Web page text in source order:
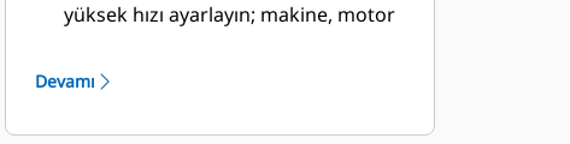
yüksek hızı ayarlayın; makine, motor
bularak düşük hızla ilerlenen
sağlar.
Devamı